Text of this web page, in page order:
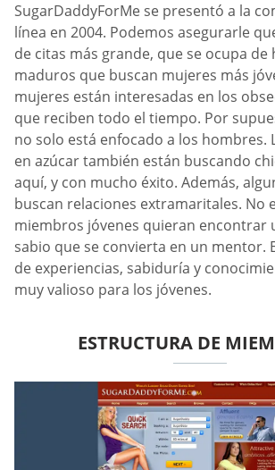
SugarDaddyForMe se presentó a la
línea en 2004. Podemos asegurarle
de citas más grande, que se ocupa
maduros que buscan mujeres más
mujeres están interesadas en los
que reciben todo el tiempo. Por
no solo está enfocado a los hombres.
en azúcar también están buscando
aquí, y con mucho éxito. Además,
buscan relaciones extramaritales. No
miembros jóvenes quieran encontrar
sabio que se convierta en un mentor.
de experiencias, sabiduría y
muy valioso para los jóvenes.
ESTRUCTURA DE